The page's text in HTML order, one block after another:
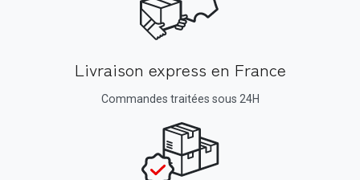
Livraison express en France
Commandes traitées sous 24H